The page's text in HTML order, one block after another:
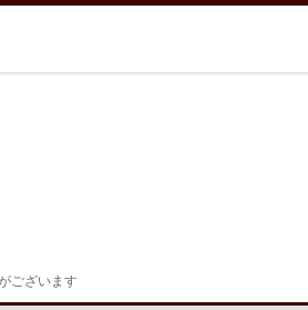
ございます